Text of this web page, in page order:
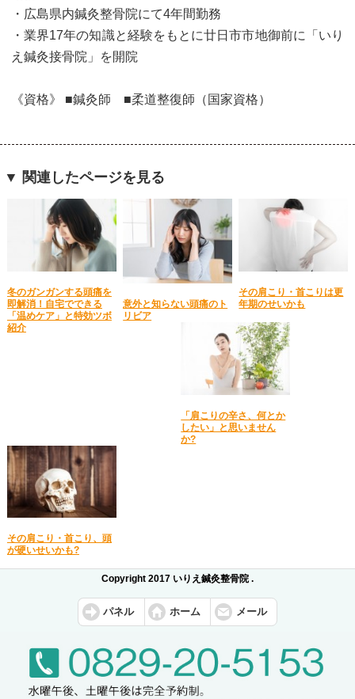
・広島県内鍼灸整骨院にて4年間勤務
・業界17年の知識と経験をもとに廿日市市地御前に「いり
え鍼灸接骨院」を開院
《資格》 ■鍼灸師 ■柔道整復師（国家資格）
▼ 関連したページを見る
冬のガンガンする頭痛を
即解消！自宅でできる
「温めケア」と特効ツボ
紹介
意外と知らない頭痛のト
リビア
その肩こり・首こりは更
年期のせいかも
「肩こりの辛さ、何とか
したい」と思いません
か?
その肩こり・首こり、頭
が硬いせいかも?
Copyright 2017 いりえ鍼灸整骨院 .
パネル ホーム メール